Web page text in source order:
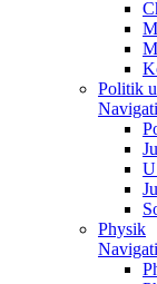
Politik
Physik